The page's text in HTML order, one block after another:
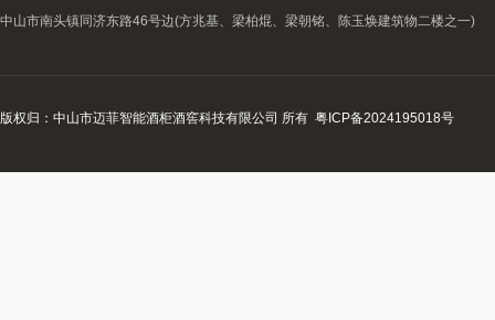
中山市南头镇同济东路46号边(方兆基、梁柏焜、梁朝铭、陈玉焕建筑物二楼之一)
版权归：中山市迈菲智能酒柜酒窖科技有限公司 所有 粤ICP备2024195018号